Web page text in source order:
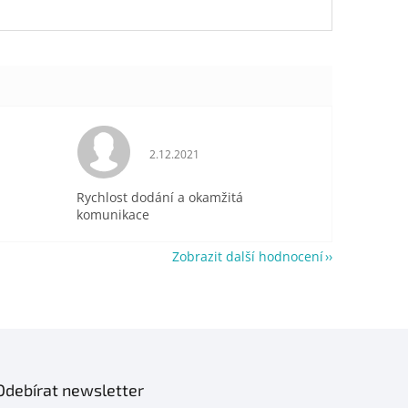
je 5 z 5 hvězdiček. Hodnocení obchodu je 5 z 5 hvězdiček.
2.12.2021
Rychlost dodání a okamžitá
komunikace
Zobrazit další hodnocení
newsletter